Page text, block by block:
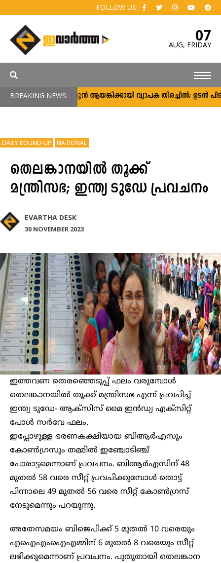
FOLLOW US:
07
AUG, FRIDAY
BREAKING NEWS:അർജുൻ ആയങ്കിക്കായി വ്യാപക തിരച്ചിൽ; ഉടൻ
DAILY ROUND-UP NATIONAL
തെലങ്കാനയിൽ തൂക്ക്
മന്ത്രിസഭ; ഇന്ത്യ ടുഡേ പ്രവചനം
EVARTHA DESK
30 NOVEMBER 2023
ഇത്തവണ തെരഞ്ഞെടുപ്പ് ഫലം വരുമ്പോൾ
തെലങ്കാനയിൽ തൂക്ക് മന്ത്രിസഭ എന്ന് പ്രവചിച്ച്
ഇന്ത്യ ടുഡേ- ആക്സിസ് മൈ ഇൻഡ്യ എക്സിറ്റ്
പോൾ സർവേ ഫലം.
ഇപ്പോഴുള്ള ഭരണകക്ഷിയായ ബിആർഎസും
കോൺഗ്രസും തമ്മിൽ ഇഞ്ചോടിഞ്ച്
പോരാട്ടമെന്നാണ് പ്രവചനം. ബിആർഎസിന് 48
മുതൽ 58 വരെ സീറ്റ് പ്രവചിക്കുമ്പോൾ തൊട്ട്
പിന്നാലെ 49 മുതൽ 56 വരെ സീറ്റ് കോൺഗ്രസ്
നേടുമെന്നും പറയുന്നു.
അതേസമയം ബിജെപിക്ക് 5 മുതൽ 10 വരെയും
എഐഎംഐഎമ്മിന് 6 മുതൽ 8 വരെയും സീറ്റ്
ലഭിക്കുമെന്നാണ് പ്രവചനം. പുതുതായി തെലങ്കാന